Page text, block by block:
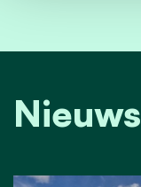
Nieuws